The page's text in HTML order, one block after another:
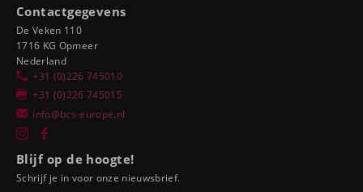
Contactgegevens
De Veken 110
1716 KG Opmeer
Nederland
+31 (0)226 745010
+31 (0)226 745015
info@bcs-europe.nl
Blijf op de hoogte!
Schrijf je in voor onze nieuwsbrief.